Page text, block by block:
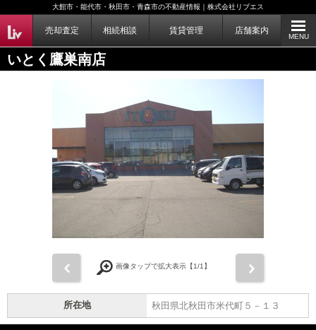
大館市・能代市・秋田市・青森市の不動産情報｜株式会社リブエス
売却査定 相続相談 賃貸管理 店舗案内
MENU
いとく鷹巣南店
画像タップで拡大表示【1/1】
所在地 秋田県北秋田市米代町５－１３